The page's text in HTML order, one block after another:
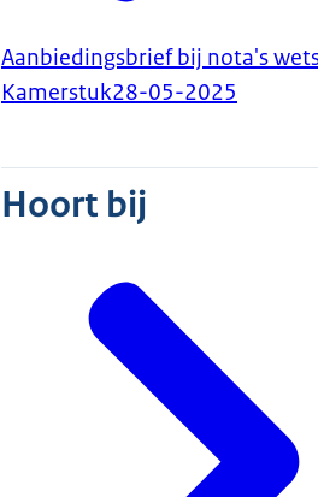
Aanbiedingsbrief bij nota's
Kamerstuk28-05-2025
Hoort bij